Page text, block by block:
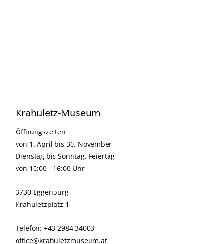
Krahuletz-Museum
Öffnungszeiten
von 1. April bis 30. November
Dienstag bis Sonntag, Feiertag
von 10:00 - 16:00 Uhr
3730 Eggenburg
Krahuletzplatz 1
Telefon: +43 2984 34003
office@krahuletzmuseum.at